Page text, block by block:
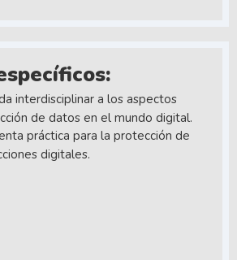
interdisciplinar a los aspectos
de datos en el mundo digital.
práctica para la protección de
digitales.